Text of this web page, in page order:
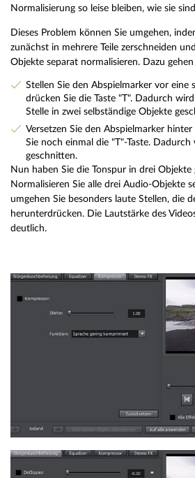
Normalisierung so leise bleiben, wie sie
Dieses Problem können Sie umgehen,
zunächst in mehrere Teile zerschneiden
Objekte separat normalisieren. Dazu
Stellen Sie den Abspielmarker vor eine
drücken Sie die Taste "T". Dadurch
Stelle in zwei selbständige Objekte
Versetzen Sie den Abspielmarker
Sie noch einmal die "T"-Taste.
geschnitten.
Nun haben Sie die Tonspur in drei Objekte
Normalisieren Sie alle drei Audio-Objekte
umgehen Sie besonders laute Stellen, die
herunterdrücken. Die Lautstärke des
deutlich.